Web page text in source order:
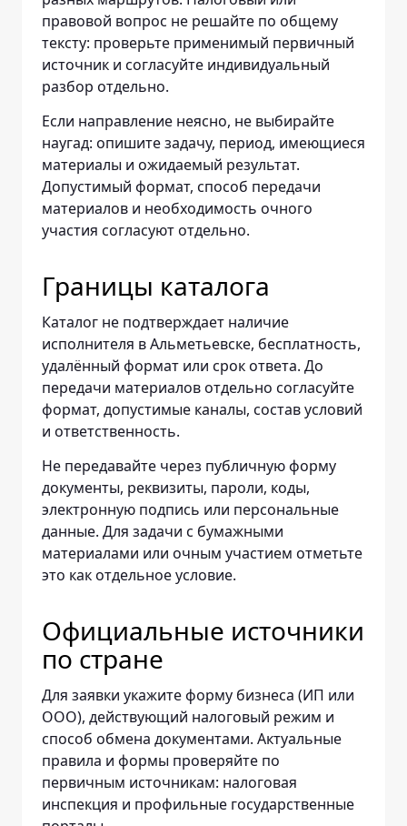
правовой вопрос не решайте по общему
тексту: проверьте применимый первичный
источник и согласуйте индивидуальный
разбор отдельно.
Если направление неясно, не выбирайте
наугад: опишите задачу, период, имеющиеся
материалы и ожидаемый результат.
Допустимый формат, способ передачи
материалов и необходимость очного
участия согласуют отдельно.
Границы каталога
Каталог не подтверждает наличие
исполнителя в Альметьевске, бесплатность,
удалённый формат или срок ответа. До
передачи материалов отдельно согласуйте
формат, допустимые каналы, состав условий
и ответственность.
Не передавайте через публичную форму
документы, реквизиты, пароли, коды,
электронную подпись или персональные
данные. Для задачи с бумажными
материалами или очным участием отметьте
это как отдельное условие.
Официальные источники
по стране
Для заявки укажите форму бизнеса (ИП или
ООО), действующий налоговый режим и
способ обмена документами. Актуальные
правила и формы проверяйте по
первичным источникам: налоговая
инспекция и профильные государственные